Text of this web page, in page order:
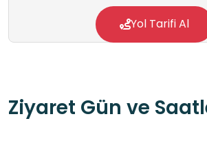
Yol Tarifi Al
Ziyaret Gün ve